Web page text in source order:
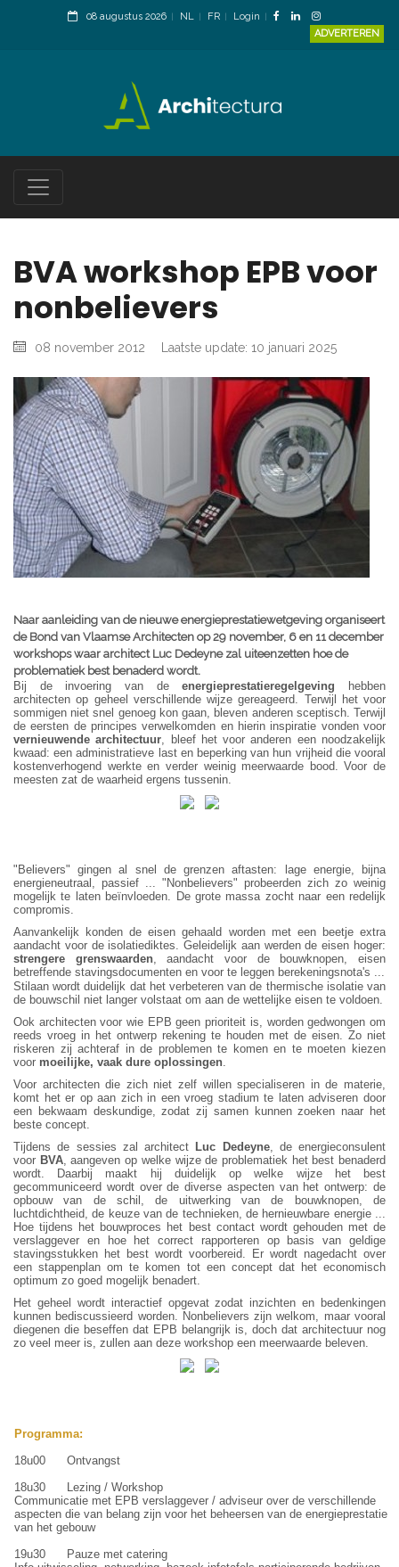
08 augustus 2026 NL FR
Login
ADVERTEREN
BVA workshop EPB voor
nonbelievers
08 november 2012 Laatste update: 10 januari 2025
Naar aanleiding van de nieuwe energieprestatiewetgeving organiseert
de Bond van Vlaamse Architecten op 29 november, 6 en 11 december
workshops waar architect Luc Dedeyne zal uiteenzetten hoe de
problematiek best benaderd wordt.
Bij de invoering van deenergieprestatieregelgeving hebben
architecten op geheel verschillende wijze gereageerd. Terwijl het voor
sommigen niet snel genoeg kon gaan, bleven anderen sceptisch. Terwijl
de eersten de principes verwelkomden en hierin inspiratie vonden voor
vernieuwende architectuur, bleef het voor anderen een noodzakelijk
kwaad: een administratieve last en beperking van hun vrijheid die vooral
kostenverhogend werkte en verder weinig meerwaarde bood. Voor de
meesten zat de waarheid ergens tussenin.
"Believers" gingen al snel de grenzen aftasten: lage energie, bijna
energieneutraal, passief ... "Nonbelievers" probeerden zich zo weinig
mogelijk te laten beïnvloeden. De grote massa zocht naar een redelijk
compromis.
Aanvankelijk konden de eisen gehaald worden met een beetje extra
aandacht voor de isolatiediktes. Geleidelijk aan werden de eisen hoger:
strengere grenswaarden, aandacht voor de bouwknopen, eisen
betreffende stavingsdocumenten en voor te leggen berekeningsnota's ...
Stilaan wordt duidelijk dat het verbeteren van de thermische isolatie van
de bouwschil niet langer volstaat om aan de wettelijke eisen te voldoen.
Ook architecten voor wie EPB geen prioriteit is, worden gedwongen om
reeds vroeg in het ontwerp rekening te houden met de eisen. Zo niet
riskeren zij achteraf in de problemen te komen en te moeten kiezen
voor moeilijke, vaak dure oplossingen.
Voor architecten die zich niet zelf willen specialiseren in de materie,
komt het er op aan zich in een vroeg stadium te laten adviseren door
een bekwaam deskundige, zodat zij samen kunnen zoeken naar het
beste concept.
Tijdens de sessies zal architect Luc Dedeyne, de energieconsulent
voor BVA, aangeven op welke wijze de problematiek het best benaderd
wordt. Daarbij maakt hij duidelijk op welke wijze het best
gecommuniceerd wordt over de diverse aspecten van het ontwerp: de
opbouw van de schil, de uitwerking van de bouwknopen, de
luchtdichtheid, de keuze van de technieken, de hernieuwbare energie ...
Hoe tijdens het bouwproces het best contact wordt gehouden met de
verslaggever en hoe het correct rapporteren op basis van geldige
stavingsstukken het best wordt voorbereid. Er wordt nagedacht over
een stappenplan om te komen tot een concept dat het economisch
optimum zo goed mogelijk benadert.
Het geheel wordt interactief opgevat zodat inzichten en bedenkingen
kunnen bediscussieerd worden. Nonbelievers zijn welkom, maar vooral
diegenen die beseffen dat EPB belangrijk is, doch dat architectuur nog
zo veel meer is, zullen aan deze workshop een meerwaarde beleven.
Programma:
18u00 Ontvangst
18u30 Lezing / Workshop
Communicatie met EPB verslaggever / adviseur over de verschillende
aspecten die van belang zijn voor het beheersen van de energieprestatie
van het gebouw
19u30 Pauze met catering